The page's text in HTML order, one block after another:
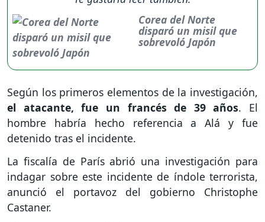
Corea del Norte
disparó un misil que
sobrevoló Japón
Según los primeros elementos de la investigación,
el atacante, fue un francés de 39 años. El
hombre habría hecho referencia a Alá y fue
detenido tras el incidente.
La fiscalía de París abrió una investigación para
indagar sobre este incidente de índole terrorista,
anunció el portavoz del gobierno Christophe
Castaner.